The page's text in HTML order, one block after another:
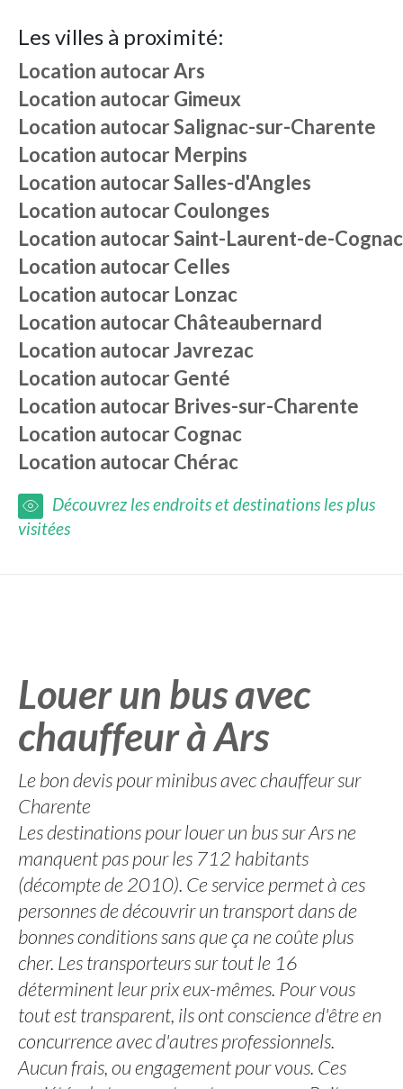
Les villes à proximité:
Location autocarArs
Location autocarGimeux
Location autocarSalignac-sur-Charente
Location autocar Merpins
Location autocarSalles-d'Angles
Location autocarCoulonges
Location autocarSaint-Laurent-de-Cognac
Location autocarCelles
Location autocar Lonzac
Location autocarChâteaubernard
Location autocarJavrezac
Location autocarGenté
Location autocar Brives-sur-Charente
Location autocarCognac
Location autocarChérac
Découvrez les endroits et destinations les plus
visitées
Louer un bus avec
chauffeur à Ars
Le bon devis pour minibus avec chauffeur sur
Charente
Les destinations pour louer un bus sur Ars ne
manquent pas pour les 712 habitants
(décompte de 2010). Ce service permet à ces
personnes de découvrir un transport dans de
bonnes conditions sans que ça ne coûte plus
cher. Les transporteurs sur tout le 16
déterminent leur prix eux-mêmes. Pour vous
tout est transparent, ils ont conscience d'être en
concurrence avec d'autres professionnels.
Aucun frais, ou engagement pour vous. Ces